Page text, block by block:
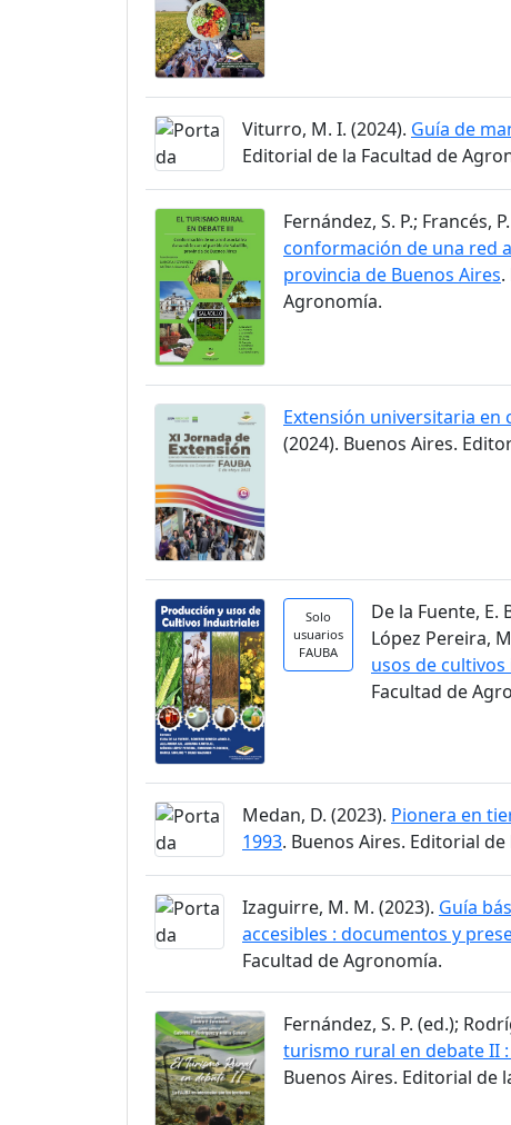
Viturro, M. I. (2024). Guía de
Editorial de la Facultad de
Fernández, S. P.; Francés,
conformación de una red
provincia de Buenos Aires
Agronomía.
Extensión universitaria en
(2024). Buenos Aires.
Solo
usuarios
FAUBA
De la Fuente, E.
López Pereira,
usos de
Facultad de
Medan, D. (2023). Pionera en
1993. Buenos Aires. Editorial
Izaguirre, M. M. (2023). Guía
accesibles : documentos y
Facultad de Agronomía.
Fernández, S. P. (ed.);
turismo rural en debate II
Buenos Aires. Editorial de